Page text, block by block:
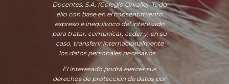
Docentes, S.A. (Colegio Orvalle). Todo
ello con base en el consentimiento
expreso e inequívoco del interesado
para tratar, comunicar, ceder y, en su
caso, transferir internacionalmente
los datos personales necesarios.
El interesado podrá ejercer sus
derechos de protección de datos por